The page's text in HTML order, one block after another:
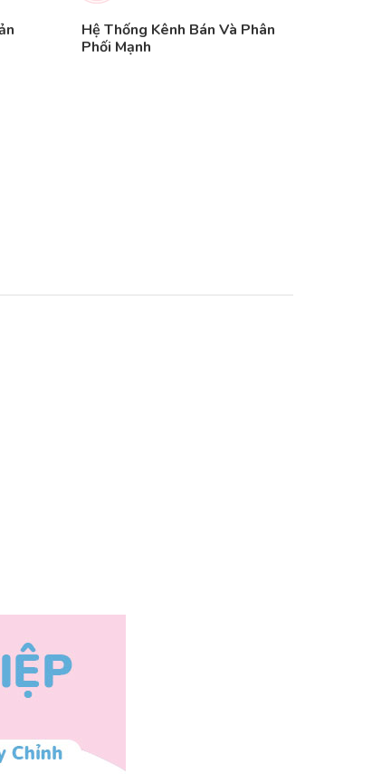
Hệ Thống Kênh Bán Và Phân
Phối Mạnh